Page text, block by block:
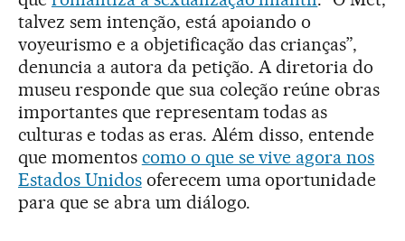
talvez sem intenção, está apoiando o
voyeurismo e a objetificação das crianças”,
denuncia a autora da petição. A diretoria do
museu responde que sua coleção reúne obras
importantes que representam todas as
culturas e todas as eras. Além disso, entende
que momentos como o que se vive agora nos
Estados Unidosoferecem uma oportunidade
para que se abra um diálogo.